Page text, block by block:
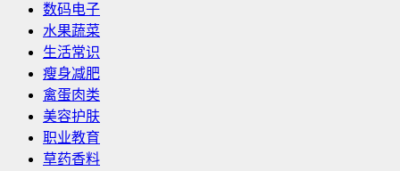
数码电子
水果蔬菜
生活常识
瘦身减肥
禽蛋肉类
美容护肤
职业教育
草药香料